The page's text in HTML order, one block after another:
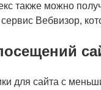
также можно
Вебвизор,
для сайта с